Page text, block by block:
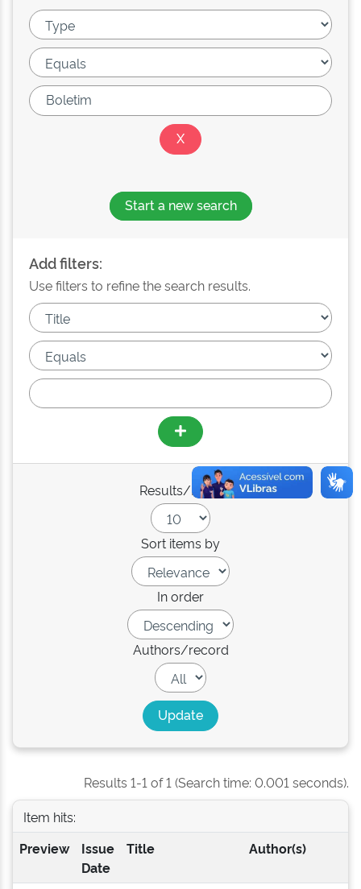
Start a new search
Add filters:
Use filters to refine the search results.
Results/Page
Sort items by
In order
Authors/record
Results 1-1 of 1 (Search time: 0.001 seconds).
Item hits:
Preview
Issue
Date
Title Author(s)